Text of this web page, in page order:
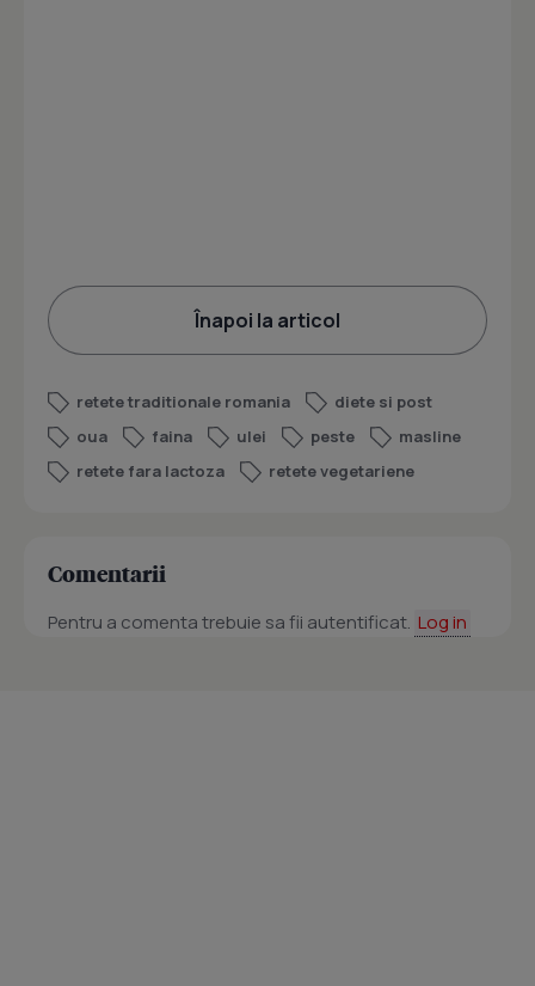
Înapoi la articol
retete traditionale romania
diete si post
oua
faina ulei peste
masline
retete fara lactoza
retete vegetariene
Comentarii
Pentru a comenta trebuie sa fii autentificat. Log in